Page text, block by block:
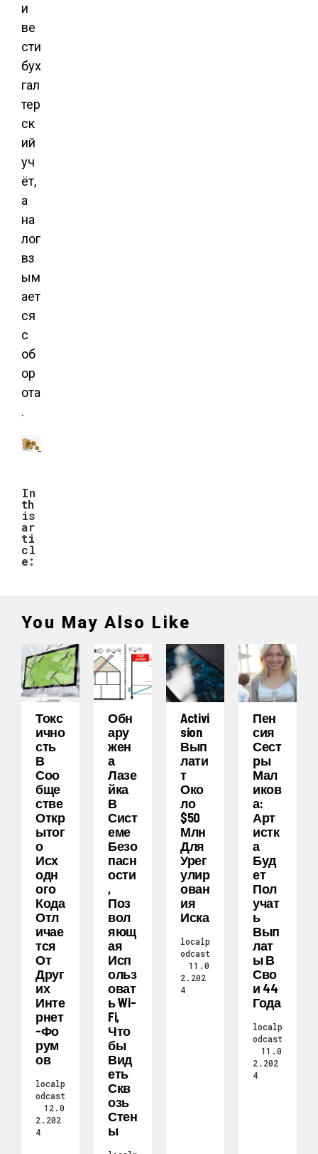
и
ве
сти
бух
гал
тер
ск
ий
уч
ёт,
а
на
лог
вз
ым
ает
ся
с
об
ор
ота
.
In
th
is
ar
ti
cl
e:
You May Also Like
Токс
Ично
Сть
В
Соо
Бще
Стве
Откр
Ытог
О
Исх
Одн
Ого
Кода
Отл
Ичае
Тся
От
Друг
Их
Инте
Рнет
-фо
Рум
Ов
localp
odcast
12.0
2.202
4
Обн
Ару
Жен
А
Лазе
Йка
В
Сист
Еме
Безо
Пасн
Ости
,
Поз
Вол
Яющ
Ая
Исп
Ольз
Оват
Ь Wi-
Fi,
Что
Бы
Вид
Еть
Скв
Озь
Стен
Ы
Activi
Sion
Вып
Лати
Т
Око
Ло
$50
Млн
Для
Урег
Улир
Ован
Ия
Иска
localp
odcast
11.0
2.202
4
Пен
Сия
Сест
Ры
Мал
Иков
А:
Арт
Истк
А
Буд
Ет
Пол
Учат
Ь
Вып
Лат
Ы В
Сво
И 44
Года
localp
odcast
11.0
2.202
4